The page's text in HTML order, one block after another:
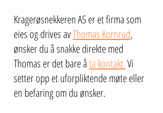
Kragerøsnekkeren AS er et firma som
eies og drives avThomas Kornrud,
ønsker du å snakke direkte med
Thomas er det bare åta kontakt.Vi
setter opp et uforpliktende møte eller
en befaring om du ønsker.